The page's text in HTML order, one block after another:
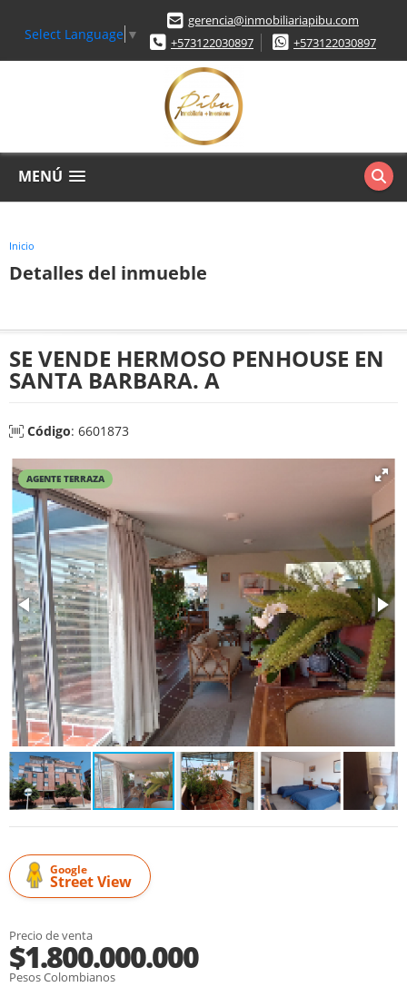
Select Language ▼
gerencia@inmobiliariapibu.com
+573122030897
+573122030897
MENÚ
Inicio
Detalles del inmueble
SE VENDE HERMOSO PENHOUSE EN
SANTA BARBARA. A
Código: 6601873
AGENTE TERRAZA
Google
Street View
Precio de venta
$1.800.000.000
Pesos Colombianos